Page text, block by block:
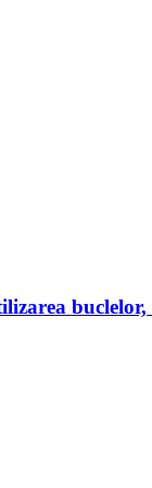
buclelor,